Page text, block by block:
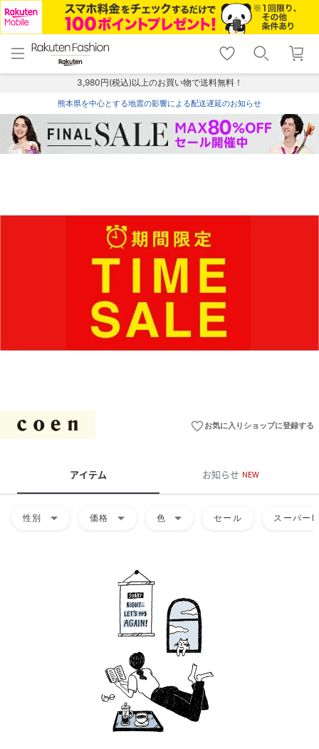
menu home
トップ
shopping_cart lock_outline
ログイン
3,980円(税込)以上のお買い物で送料無料！
熊本県を中心とする地震の影響による配送遅延のお知らせ
favorite_borderお気に入りショップに登録する
アイテム お知らせ NEW
性別 arrow_drop_down 価格 arrow_drop_down 色 arrow_drop_down セール スーパー